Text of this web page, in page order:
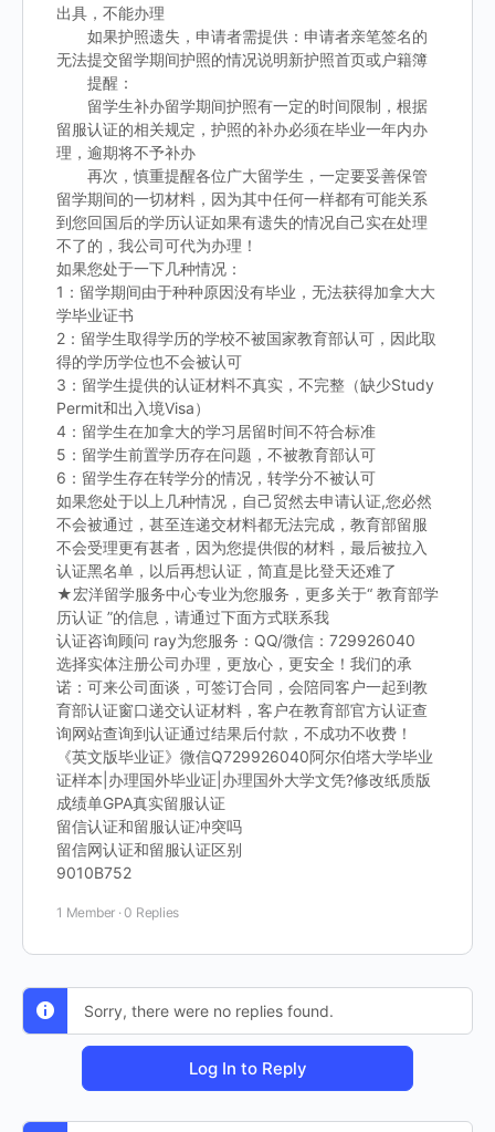
出具，不能办理
如果护照遗失，申请者需提供：申请者亲笔签名的
无法提交留学期间护照的情况说明新护照首页或户籍簿
提醒：
留学生补办留学期间护照有一定的时间限制，根据
留服认证的相关规定，护照的补办必须在毕业一年内办
理，逾期将不予补办
再次，慎重提醒各位广大留学生，一定要妥善保管
留学期间的一切材料，因为其中任何一样都有可能关系
到您回国后的学历认证如果有遗失的情况自己实在处理
不了的，我公司可代为办理！
如果您处于一下几种情况：
1：留学期间由于种种原因没有毕业，无法获得加拿大大
学毕业证书
2：留学生取得学历的学校不被国家教育部认可，因此取
得的学历学位也不会被认可
3：留学生提供的认证材料不真实，不完整（缺少Study
Permit和出入境Visa）
4：留学生在加拿大的学习居留时间不符合标准
5：留学生前置学历存在问题，不被教育部认可
6：留学生存在转学分的情况，转学分不被认可
如果您处于以上几种情况，自己贸然去申请认证,您必然
不会被通过，甚至连递交材料都无法完成，教育部留服
不会受理更有甚者，因为您提供假的材料，最后被拉入
认证黑名单，以后再想认证，简直是比登天还难了
★宏洋留学服务中心专业为您服务，更多关于“ 教育部学
历认证 ”的信息，请通过下面方式联系我
认证咨询顾问 ray为您服务：QQ/微信：729926040
选择实体注册公司办理，更放心，更安全！我们的承
诺：可来公司面谈，可签订合同，会陪同客户一起到教
育部认证窗口递交认证材料，客户在教育部官方认证查
询网站查询到认证通过结果后付款，不成功不收费！
《英文版毕业证》微信Q729926040阿尔伯塔大学毕业
证样本|办理国外毕业证|办理国外大学文凭?修改纸质版
成绩单GPA真实留服认证
留信认证和留服认证冲突吗
留信网认证和留服认证区别
9010B752
1 Member ·0 Replies
Sorry, there were no replies found.
Log In to Reply